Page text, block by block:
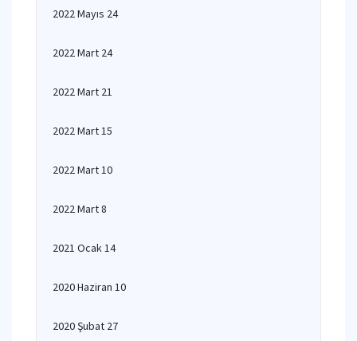
2022 Mayıs 24
2022 Mart 24
2022 Mart 21
2022 Mart 15
2022 Mart 10
2022 Mart 8
2021 Ocak 14
2020 Haziran 10
2020 Şubat 27